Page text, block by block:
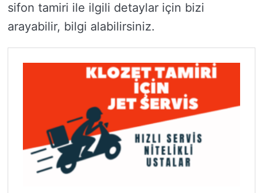
sifon tamiri ile ilgili detaylar için bizi
arayabilir, bilgi alabilirsiniz.